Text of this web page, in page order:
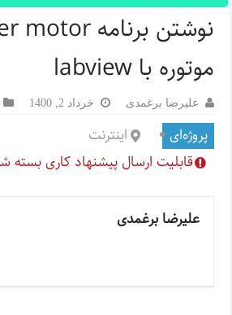
موتوره با labview
علیرضا برغمدی خرداد 2, 1400
پروژه‌ای
اینترنت
قابلیت ارسال پیشنهاد کاری
علیرضا برغمدی